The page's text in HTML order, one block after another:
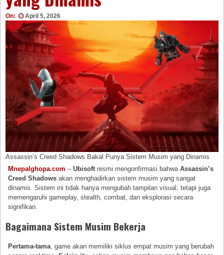
On: April 5, 2026
Assassin’s Creed Shadows Bakal Punya Sistem Musim yang Dinamis
Mnepalghopa.com –Ubisoft resmi mengonfirmasi bahwaAssassin’s
Creed Shadows akan menghadirkan sistem musim yang sangat
dinamis. Sistem ini tidak hanya mengubah tampilan visual, tetapi juga
memengaruhi gameplay, stealth, combat, dan eksplorasi secara
signifikan.
Bagaimana Sistem Musim Bekerja
Pertama-tama , game akan memiliki siklus empat musim yang berubah